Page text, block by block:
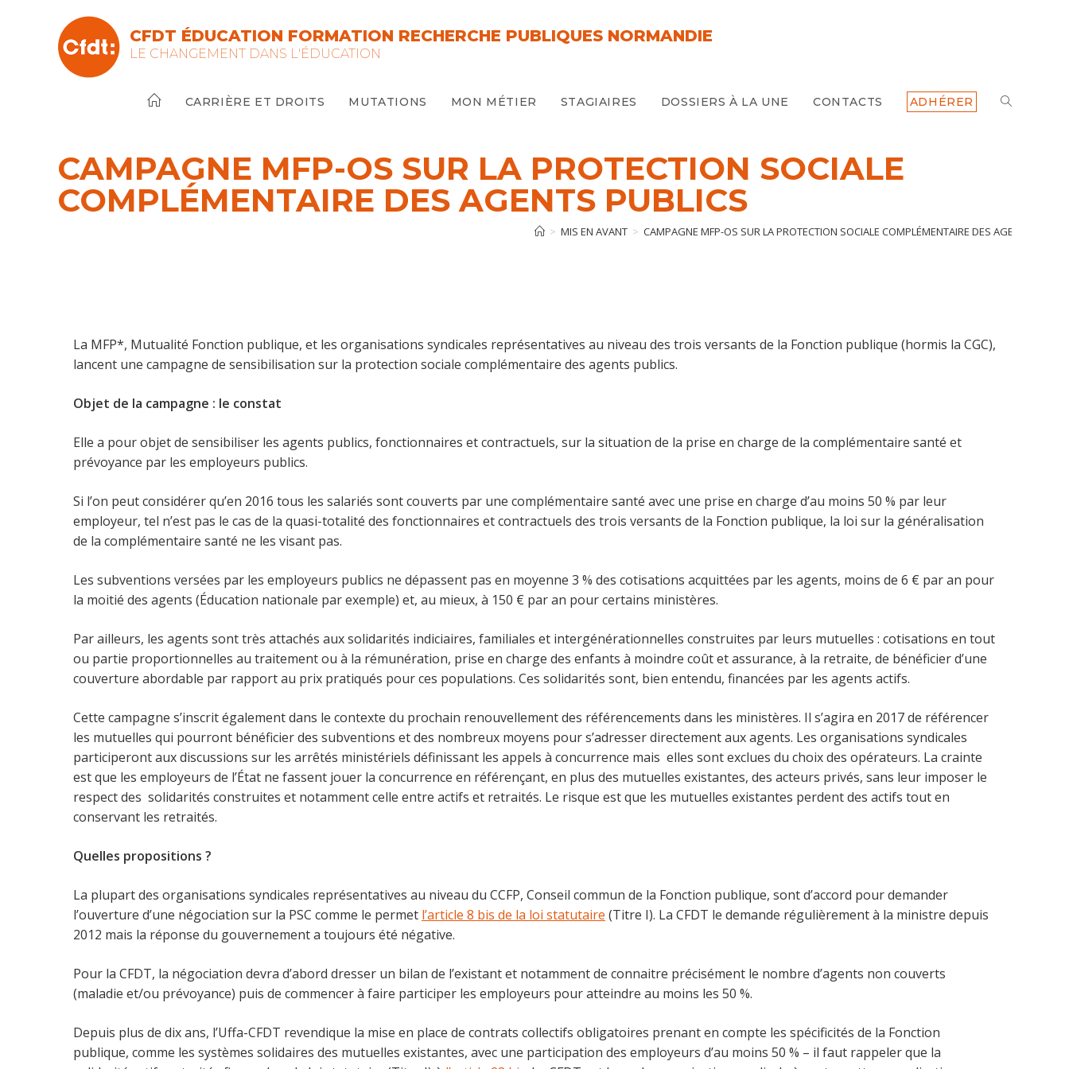
CFDT ÉDUCATION FORMATION RECHERCHE PUBLIQUES NORMANDIE
LE CHANGEMENT DANS L'ÉDUCATION
CARRIÈRE ET DROITS MUTATIONS MON MÉTIER STAGIAIRES DOSSIERS À LA UNE CONTACTS ADHÉRER TOGGLE
CAMPAGNE MFP-OS SUR LA PROTECTION SOCIALE
COMPLÉMENTAIRE DES AGENTS PUBLICS
> MIS EN AVANT > CAMPAGNE MFP-OS SUR LA PROTECTION SOCIALE COMPLÉMENTAIRE DES AGENTS
La MFP*, Mutualité Fonction publique, et les organisations syndicales représentatives au niveau des trois versants de la Fonction publique (hormis la CGC),
lancent une campagne de sensibilisation sur la protection sociale complémentaire des agents publics.
Objet de la campagne : le constat
Elle a pour objet de sensibiliser les agents publics, fonctionnaires et contractuels, sur la situation de la prise en charge de la complémentaire santé et
prévoyance par les employeurs publics.
Si l’on peut considérer qu’en 2016 tous les salariés sont couverts par une complémentaire santé avec une prise en charge d’au moins 50 % par leur
employeur, tel n’est pas le cas de la quasi-totalité des fonctionnaires et contractuels des trois versants de la Fonction publique, la loi sur la généralisation
de la complémentaire santé ne les visant pas.
Les subventions versées par les employeurs publics ne dépassent pas en moyenne 3 % des cotisations acquittées par les agents, moins de 6 € par an pour
la moitié des agents (Éducation nationale par exemple) et, au mieux, à 150 € par an pour certains ministères.
Par ailleurs, les agents sont très attachés aux solidarités indiciaires, familiales et intergénérationnelles construites par leurs mutuelles : cotisations en tout
ou partie proportionnelles au traitement ou à la rémunération, prise en charge des enfants à moindre coût et assurance, à la retraite, de bénéficier d’une
couverture abordable par rapport au prix pratiqués pour ces populations. Ces solidarités sont, bien entendu, financées par les agents actifs.
Cette campagne s’inscrit également dans le contexte du prochain renouvellement des référencements dans les ministères. Il s’agira en 2017 de référencer
les mutuelles qui pourront bénéficier des subventions et des nombreux moyens pour s’adresser directement aux agents. Les organisations syndicales
participeront aux discussions sur les arrêtés ministériels définissant les appels à concurrence mais elles sont exclues du choix des opérateurs. La crainte
est que les employeurs de l’État ne fassent jouer la concurrence en référençant, en plus des mutuelles existantes, des acteurs privés, sans leur imposer le
respect des solidarités construites et notamment celle entre actifs et retraités. Le risque est que les mutuelles existantes perdent des actifs tout en
conservant les retraités.
Quelles propositions ?
La plupart des organisations syndicales représentatives au niveau du CCFP, Conseil commun de la Fonction publique, sont d’accord pour demander
l’ouverture d’une négociation sur la PSC comme le permet l’article 8 bis de la loi statutaire (Titre I). La CFDT le demande régulièrement à la ministre depuis
2012 mais la réponse du gouvernement a toujours été négative.
Pour la CFDT, la négociation devra d’abord dresser un bilan de l’existant et notamment de connaitre précisément le nombre d’agents non couverts
(maladie et/ou prévoyance) puis de commencer à faire participer les employeurs pour atteindre au moins les 50 %.
Depuis plus de dix ans, l’Uffa-CFDT revendique la mise en place de contrats collectifs obligatoires prenant en compte les spécificités de la Fonction
publique, comme les systèmes solidaires des mutuelles existantes, avec une participation des employeurs d’au moins 50 % – il faut rappeler que la